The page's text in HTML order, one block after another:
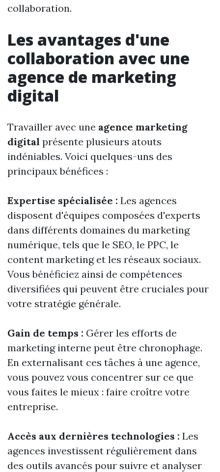
collaboration.
Les avantages d'une
collaboration avec une
agence de marketing
digital
Travailler avec une agence marketing
digital présente plusieurs atouts
indéniables. Voici quelques-uns des
principaux bénéfices :
Expertise spécialisée : Les agences
disposent d'équipes composées d'experts
dans différents domaines du marketing
numérique, tels que le SEO, le PPC, le
content marketing et les réseaux sociaux.
Vous bénéficiez ainsi de compétences
diversifiées qui peuvent être cruciales pour
votre stratégie générale.
Gain de temps : Gérer les efforts de
marketing interne peut être chronophage.
En externalisant ces tâches à une agence,
vous pouvez vous concentrer sur ce que
vous faites le mieux : faire croître votre
entreprise.
Accès aux dernières technologies : Les
agences investissent régulièrement dans
des outils avancés pour suivre et analyser